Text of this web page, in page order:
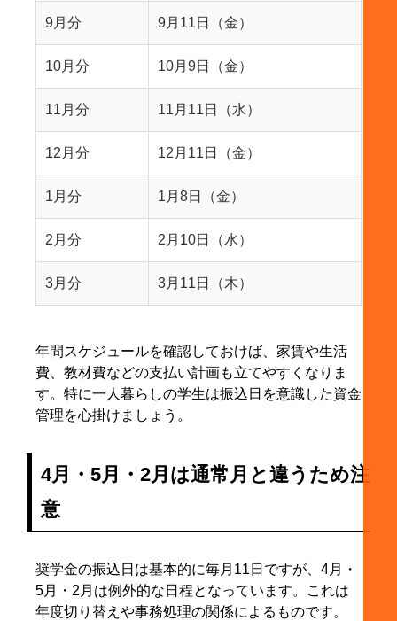
9月分 9月11日（金）
10月分 10月9日（金）
11月分 11月11日（水）
12月分 12月11日（金）
1月分 1月8日（金）
2月分 2月10日（水）
3月分 3月11日（木）
年間スケジュールを確認しておけば、家賃や生活
費、教材費などの支払い計画も立てやすくなりま
す。特に一人暮らしの学生は振込日を意識した資金
管理を心掛けましょう。
4月・5月・2月は通常月と違うため注
意
奨学金の振込日は基本的に毎月11日ですが、4月・
5月・2月は例外的な日程となっています。これは
年度切り替えや事務処理の関係によるものです。